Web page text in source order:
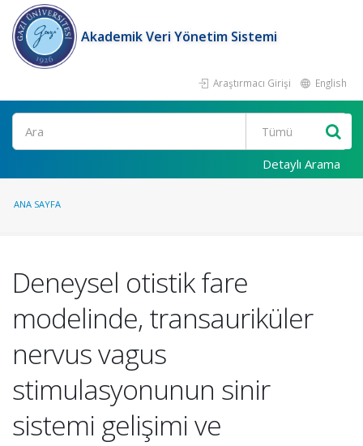
Akademik Veri Yönetim Sistemi
Araştırmacı Girişi English
Ara
Detaylı Arama
ANA SAYFA
Deneysel otistik fare
modelinde, transauriküler
nervus vagus
stimulasyonunun sinir
sistemi gelişimi ve